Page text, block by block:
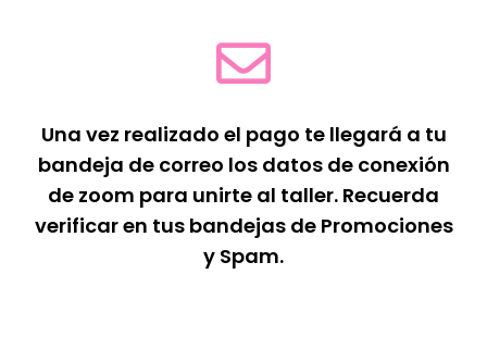
Una vez realizado el pago te llegará a tu
bandeja de correo los datos de conexión
de zoom para unirte al taller. Recuerda
verificar en tus bandejas de Promociones
y Spam.